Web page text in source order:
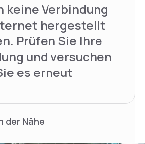
keine Verbindung
hergestellt
Prüfen Sie Ihre
und versuchen
es erneut
der Nähe